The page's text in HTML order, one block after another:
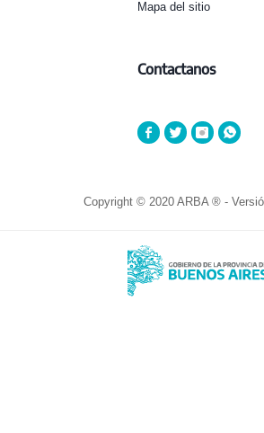
Mapa del sitio
Contactanos
Copyright © 2020 ARBA ® -